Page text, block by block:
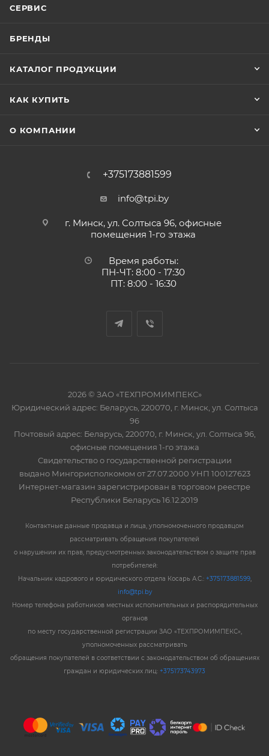
СЕРВИС
БРЕНДЫ
КАТАЛОГ ПРОДУКЦИИ
КАК КУПИТЬ
О КОМПАНИИ
+375173881599
info@tpi.by
г. Минск, ул. Солтыса 96, офисные
помещения 1-го этажа
Время работы:
ПН-ЧТ: 8:00 - 17:30
ПТ: 8:00 - 16:30
2026 © ЗАО «ТЕХПРОМИМПЕКС»
Юридический адрес: Беларусь, 220070, г. Минск, ул. Солтыса
96
Почтовый адрес: Беларусь, 220070, г. Минск, ул. Солтыса 96,
офисные помещения 1-го этажа
Свидетельство о государственной регистрации
выдано Мингорисполкомом от 27.07.2000 УНП 100127623
Интернет-магазин зарегистрирован в торговом реестре
Республики Беларусь 16.12.2019
Контактные данные продавца и лица, уполномоченного продавцом
рассматривать обращения покупателей
о нарушении их прав, предусмотренных законодательством о защите прав
потребителей:
Начальник кадрового и юридического отдела Косарь А.С.: +375173881599,
info@tpi.by
Номер телефона работников местных исполнительных и распорядительных
органов
по месту государственной регистрации ЗАО «ТЕХПРОМИМПЕКС»,
уполномоченных рассматривать
обращения покупателей в соответствии с законодательством об обращениях
граждан и юридических лиц: +375173743973